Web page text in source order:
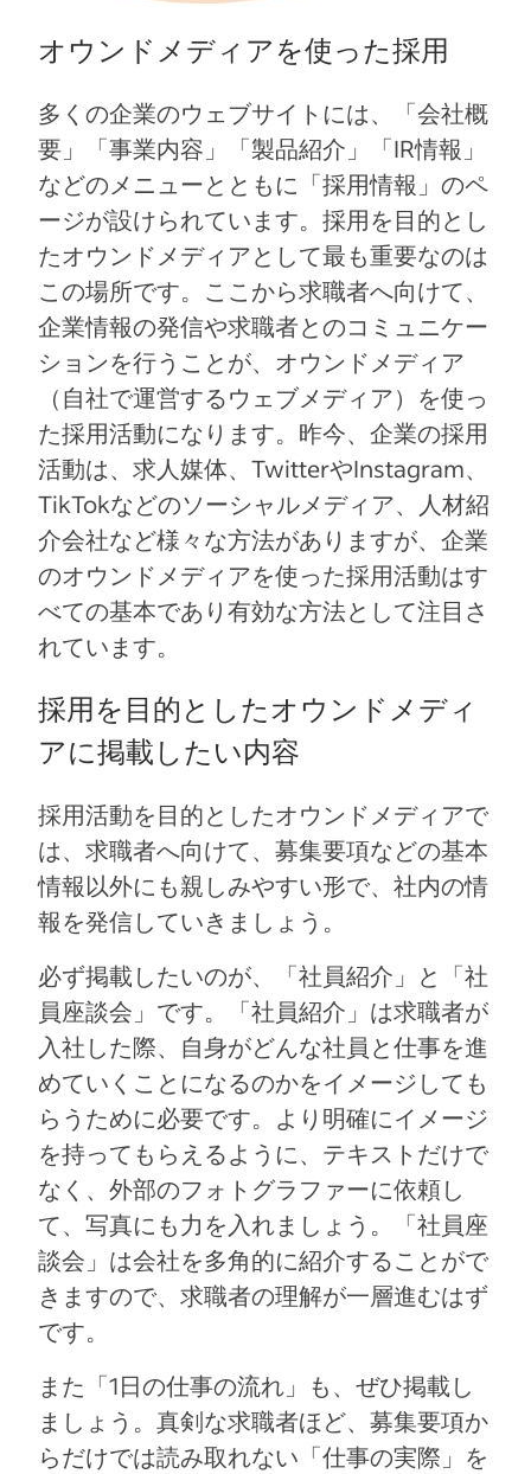
オウンドメディアを使った採用
多くの企業のウェブサイトには、「会社概
要」「事業内容」「製品紹介」「IR情報」
などのメニューとともに「採用情報」のペ
ージが設けられています。採用を目的とし
たオウンドメディアとして最も重要なのは
この場所です。ここから求職者へ向けて、
企業情報の発信や求職者とのコミュニケー
ションを行うことが、オウンドメディア
（自社で運営するウェブメディア）を使っ
た採用活動になります。昨今、企業の採用
活動は、求人媒体、TwitterやInstagram、
TikTokなどのソーシャルメディア、人材紹
介会社など様々な方法がありますが、企業
のオウンドメディアを使った採用活動はす
べての基本であり有効な方法として注目さ
れています。
採用を目的としたオウンドメディ
アに掲載したい内容
採用活動を目的としたオウンドメディアで
は、求職者へ向けて、募集要項などの基本
情報以外にも親しみやすい形で、社内の情
報を発信していきましょう。
必ず掲載したいのが、「社員紹介」と「社
員座談会」です。「社員紹介」は求職者が
入社した際、自身がどんな社員と仕事を進
めていくことになるのかをイメージしても
らうために必要です。より明確にイメージ
を持ってもらえるように、テキストだけで
なく、外部のフォトグラファーに依頼し
て、写真にも力を入れましょう。「社員座
談会」は会社を多角的に紹介することがで
きますので、求職者の理解が一層進むはず
です。
また「1日の仕事の流れ」も、ぜひ掲載し
ましょう。真剣な求職者ほど、募集要項か
らだけでは読み取れない「仕事の実際」を